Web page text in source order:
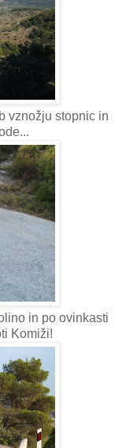
vznožju stopnic in
in po ovinkasti
Komiži!